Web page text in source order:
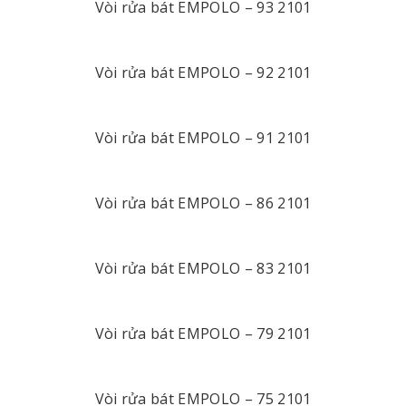
Vòi rửa bát EMPOLO – 93 2101
Vòi rửa bát EMPOLO – 92 2101
Vòi rửa bát EMPOLO – 91 2101
Vòi rửa bát EMPOLO – 86 2101
Vòi rửa bát EMPOLO – 83 2101
Vòi rửa bát EMPOLO – 79 2101
Vòi rửa bát EMPOLO – 75 2101